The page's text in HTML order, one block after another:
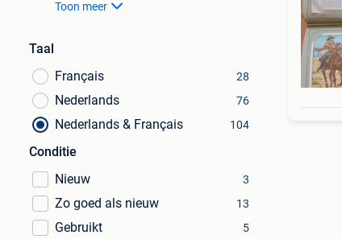
Toon meer
Taal
Français
28
Nederlands 76
Nederlands & Français 104
Conditie
Nieuw
3
Zo goed als nieuw 13
Gebruikt 5